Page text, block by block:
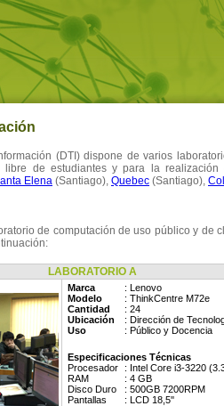
(DTI) dispone de varios
de estudiantes y para la
Elena (Santiago), Quebec (Santiago),
de computación de uso público y de
LABORATORIO A
Marca
: Lenovo
Modelo
: ThinkCentre M72e
Cantidad
: 24
Ubicación
: Dirección de
Uso
: Público y Docencia
Especificaciones Técnicas
Procesador
: Intel Core i3-3220
RAM
: 4 GB
Disco Duro
: 500GB 7200RPM
Pantallas
: LCD 18,5''